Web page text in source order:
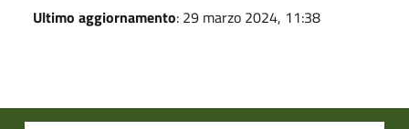
Ultimo aggiornamento: 29 marzo 2024, 11:38